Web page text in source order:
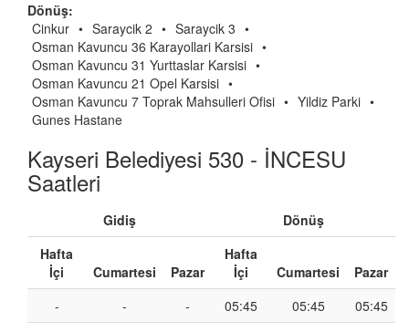
Dönüş:
Cinkur • Saraycik 2 • Saraycik 3 •
Osman Kavuncu 36 Karayollari Karsisi •
Osman Kavuncu 31 Yurttaslar Karsisi •
Osman Kavuncu 21 Opel Karsisi •
Osman Kavuncu 7 Toprak Mahsulleri Ofisi • Yildiz Parki •
Gunes Hastane
Kayseri Belediyesi 530 - İNCESU
Saatleri
Gidiş
Dönüş
Hafta
İçi
Cumartesi Pazar
Hafta
İçi
Cumartesi
Pazar
-
- - 05:45 05:45
05:45